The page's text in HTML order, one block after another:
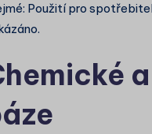
Použití pro